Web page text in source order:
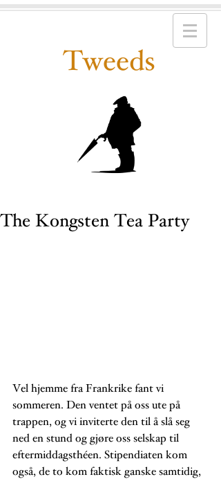
Tweeds
The Kongsten Tea Party
Vel hjemme fra Frankrike fant vi
sommeren. Den ventet på oss ute på
trappen, og vi inviterte den til å slå seg
ned en stund og gjøre oss selskap til
eftermiddagsthéen. Stipendiaten kom
også, de to kom faktisk ganske samtidig,